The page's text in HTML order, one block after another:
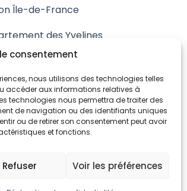
consentement
nous utilisons des technologies telles
accéder aux informations relatives à
technologies nous permettra de traiter des
de navigation ou des identifiants uniques
ou de retirer son consentement peut avoir
et fonctions.
Refuser Voir les préférences
Île-de-France
des Yvelines
Paris Seine et Oise
régional du Vexin français
Saint-Père 2024